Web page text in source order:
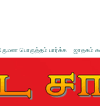
பொருத்தம் பார்க்க ஜாதகம்